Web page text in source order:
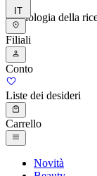
Cronologia della
IT
Filiali
Conto
Liste dei desideri
Carrello
Novità